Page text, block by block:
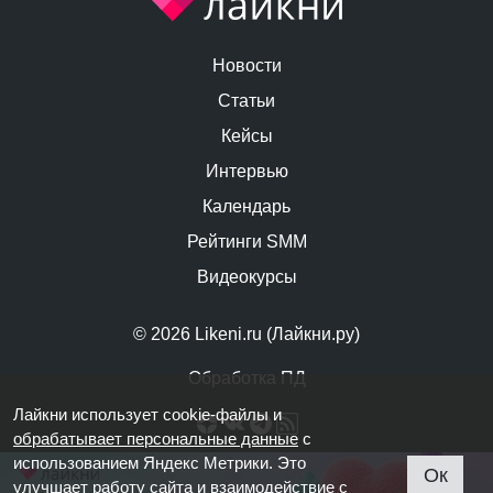
© 2026 Likeni.ru (Лайкни.ру)
Обработка ПД
Новости
Статьи
Кейсы
Интервью
Календарь
Рейтинги SMM
Видеокурсы
Лайкни использует cookie-файлы и
обрабатывает персональные данные с
использованием Яндекс Метрики. Это
улучшает работу сайта и взаимодействие с
Ок